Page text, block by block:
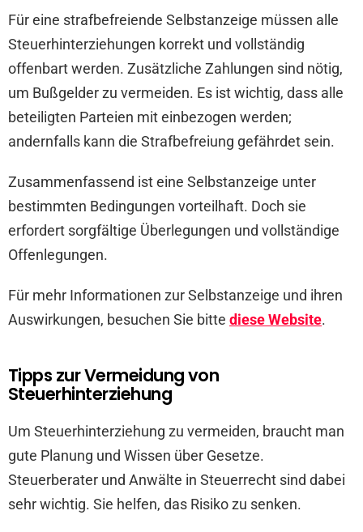
Für eine strafbefreiende Selbstanzeige müssen alle
Steuerhinterziehungen korrekt und vollständig
offenbart werden. Zusätzliche Zahlungen sind nötig,
um Bußgelder zu vermeiden. Es ist wichtig, dass alle
beteiligten Parteien mit einbezogen werden;
andernfalls kann die Strafbefreiung gefährdet sein.
Zusammenfassend ist eine Selbstanzeige unter
bestimmten Bedingungen vorteilhaft. Doch sie
erfordert sorgfältige Überlegungen und vollständige
Offenlegungen.
Für mehr Informationen zur Selbstanzeige und ihren
Auswirkungen, besuchen Sie bitte diese Website.
Tipps zur Vermeidung von
Steuerhinterziehung
Um Steuerhinterziehung zu vermeiden, braucht man
gute Planung und Wissen über Gesetze.
Steuerberater und Anwälte in Steuerrecht sind dabei
sehr wichtig. Sie helfen, das Risiko zu senken.